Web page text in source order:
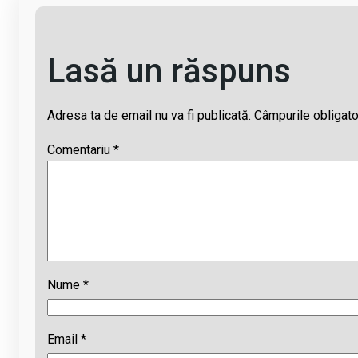
Lasă un răspuns
Adresa ta de email nu va fi publicată. Câmpurile
Comentariu *
Nume *
Email *